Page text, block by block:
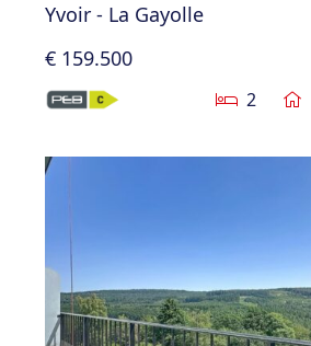
Yvoir - La Gayolle
€ 159.500
2